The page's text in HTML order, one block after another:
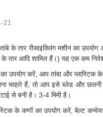
21
के तार रीसाइक्लिंग मशीन का उपयोग
के तार आदि शामिल हैं।) यह एक कम
उपयोग करें, आप तांबा और प्लास्टिक
चाहते हैं, तो आप इसे ब्लेड और
से बनी है। 3-4 मिमी है।
के कणों का उपयोग करें, बेल्ट